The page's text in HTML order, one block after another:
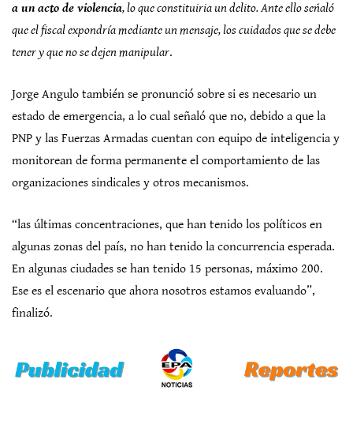
a un acto de violencia, lo que constituiria un delito. Ante ello señaló
que el fiscal expondría mediante un mensaje, los cuidados que se debe
tener y que no se dejen manipular.
Jorge Angulo también se pronunció sobre si es necesario un
estado de emergencia, a lo cual señaló que no, debido a que la
PNP y las Fuerzas Armadas cuentan con equipo de inteligencia y
monitorean de forma permanente el comportamiento de las
organizaciones sindicales y otros mecanismos.
“las últimas concentraciones, que han tenido los políticos en
algunas zonas del país, no han tenido la concurrencia esperada.
En algunas ciudades se han tenido 15 personas, máximo 200.
Ese es el escenario que ahora nosotros estamos evaluando”,
finalizó.